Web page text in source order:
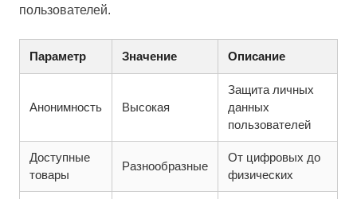
пользователей.
Параметр Значение Описание
Анонимность Высокая
Защита личных
данных
пользователей
Доступные
товары
Разнообразные
От цифровых до
физических